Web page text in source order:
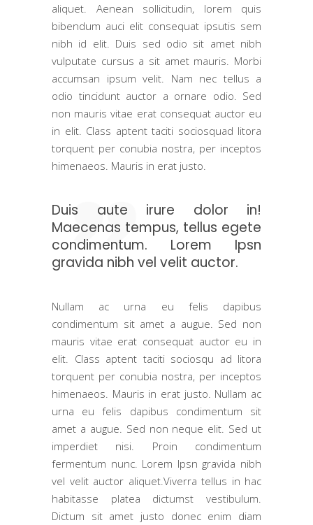
aliquet. Aenean sollicitudin, lorem quis
bibendum auci elit consequat ipsutis sem
nibh id elit. Duis sed odio sit amet nibh
vulputate cursus a sit amet mauris. Morbi
accumsan ipsum velit. Nam nec tellus a
odio tincidunt auctor a ornare odio. Sed
non mauris vitae erat consequat auctor eu
in elit. Class aptent taciti sociosquad litora
torquent per conubia nostra, per inceptos
himenaeos. Mauris in erat justo.
Duis aute irure dolor in!
Maecenas tempus, tellus egete
condimentum. Lorem Ipsn
gravida nibh vel velit auctor.
Nullam ac urna eu felis dapibus
condimentum sit amet a augue. Sed non
mauris vitae erat consequat auctor eu in
elit. Class aptent taciti sociosqu ad litora
torquent per conubia nostra, per inceptos
himenaeos. Mauris in erat justo. Nullam ac
urna eu felis dapibus condimentum sit
amet a augue. Sed non neque elit. Sed ut
imperdiet nisi. Proin condimentum
fermentum nunc. Lorem Ipsn gravida nibh
vel velit auctor aliquet.Viverra tellus in hac
habitasse platea dictumst vestibulum.
Dictum sit amet justo donec enim diam